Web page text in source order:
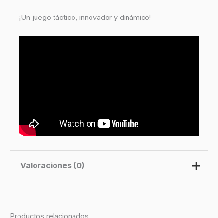
¡Un juego táctico, innovador y dinámico!
Valoraciones (0)
Productos relacionados